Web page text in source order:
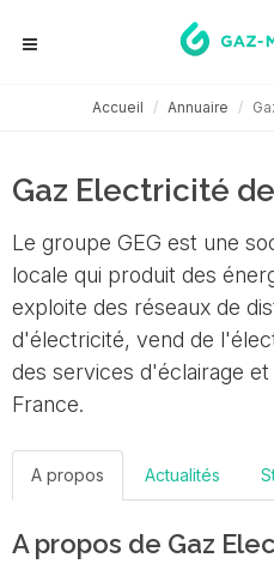
Accueil Annuaire
Gaz Electricité
Le groupe GEG est une
locale qui produit des
exploite des réseaux de
d'électricité, vend de
des services d'éclairage
France.
A propos Actualités
A propos de Gaz